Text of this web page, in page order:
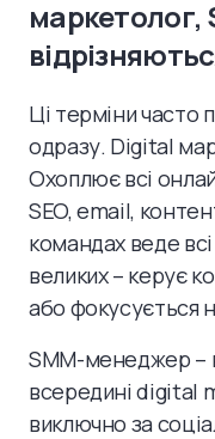
маркетолог,
Ці терміни
одразу. Digital
Охоплює всі
SEO, email,
командах веде
великих – керує
або фокусується
SMM-менеджер –
всередині digital
виключно за